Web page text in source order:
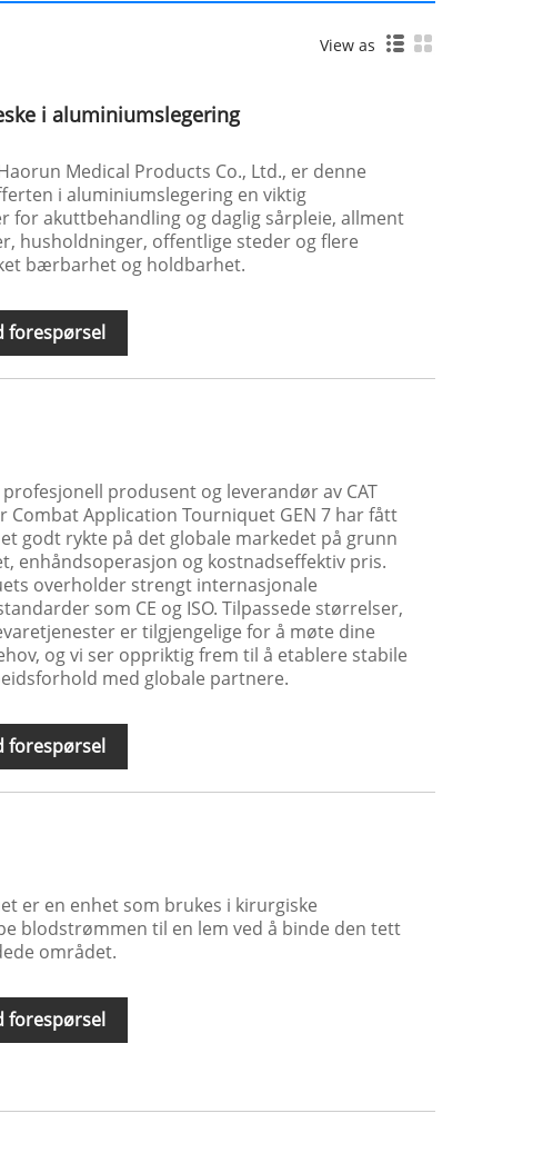
View as
i aluminiumslegering
Medical Products Co., Ltd., er denne
i aluminiumslegering en viktig
for akuttbehandling og daglig sårpleie, allment
husholdninger, offentlige steder og flere
bærbarhet og holdbarhet.
forespørsel
produsent og leverandør av CAT
Combat Application Tourniquet GEN 7 har fått
godt rykte på det globale markedet på grunn
enhåndsoperasjon og kostnadseffektiv pris.
overholder strengt internasjonale
som CE og ISO. Tilpassede størrelser,
er tilgjengelige for å møte dine
og vi ser oppriktig frem til å etablere stabile
med globale partnere.
forespørsel
er en enhet som brukes i kirurgiske
blodstrømmen til en lem ved å binde den tett
området.
forespørsel